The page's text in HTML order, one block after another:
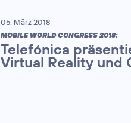
05. März 2018
MOBILE WORLD CONGRESS 2018:
Telefónica
Virtual Reality und